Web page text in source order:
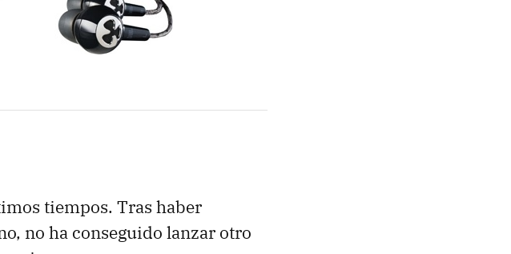
tiempos. Tras haber
no ha conseguido lanzar otro